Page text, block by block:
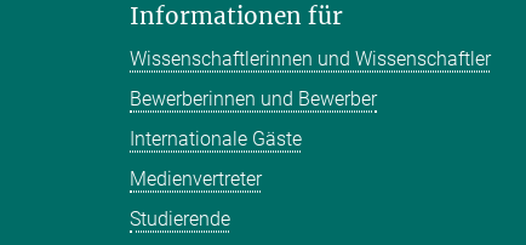
Informationen für
Wissenschaftlerinnen und Wissenschaftler
Bewerberinnen und Bewerber
Internationale Gäste
Medienvertreter
Studierende